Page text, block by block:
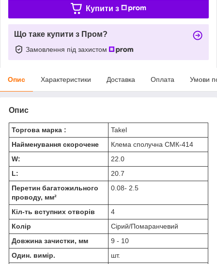
Купити з
Що таке купити з Пром?
Замовлення під захистом
Опис Характеристики Доставка Оплата Умови
Опис
Торгова марка :
Takel
Найменування скорочене
Клема сполучна СМК-414
W:
22.0
L:
20.7
Перетин багатожильного
проводу, мм²
0.08- 2.5
Кіл-ть вступних отворів
4
Колір
Сірий/Помаранчевий
Довжина зачистки, мм
9 - 10
Один. вимір.
шт.